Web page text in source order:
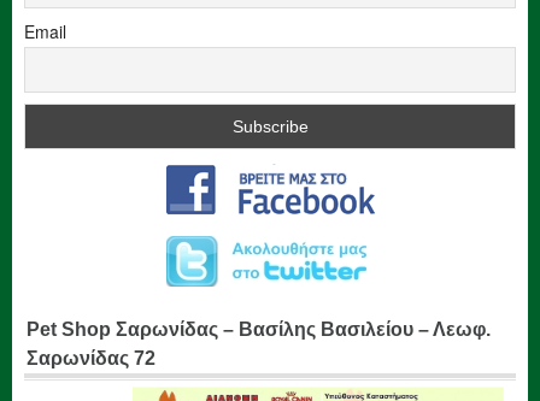
Email
Pet Shop Σαρωνίδας – Βασίλης Βασιλείου – Λεωφ.
Σαρωνίδας 72